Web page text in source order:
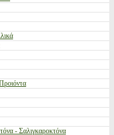
- Σαλιγκαροκτόνα